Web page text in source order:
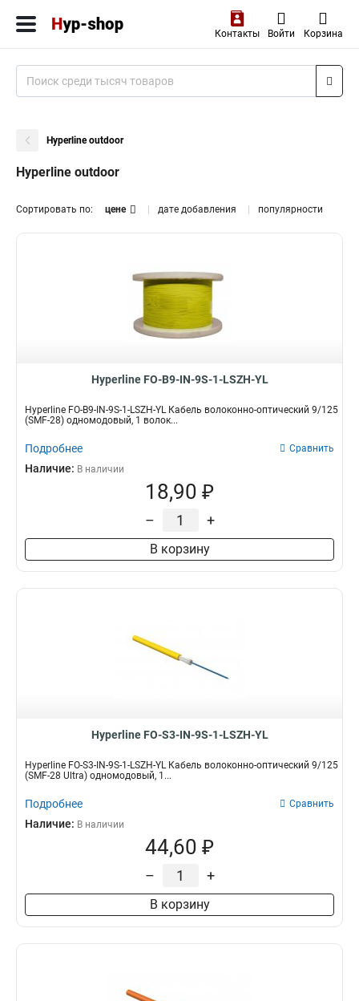
Контакты Войти Корзина
Hyperline outdoor
Hyperline outdoor
Сортировать по: цене дате добавления популярности
Hyperline FO-B9-IN-9S-1-LSZH-YL
Hyperline FO-B9-IN-9S-1-LSZH-YL Кабель волоконно-оптический 9/125
(SMF-28) одномодовый, 1 волок...
Подробнее Сравнить
Наличие: В наличии
18,90 ₽
– +
В корзину
Hyperline FO-S3-IN-9S-1-LSZH-YL
Hyperline FO-S3-IN-9S-1-LSZH-YL Кабель волоконно-оптический 9/125
(SMF-28 Ultra) одномодовый, 1...
Подробнее Сравнить
Наличие: В наличии
44,60 ₽
– +
В корзину